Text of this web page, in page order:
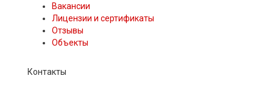
Вакансии
Лицензии и сертификаты
Отзывы
Объекты
Контакты